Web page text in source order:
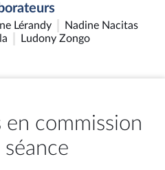
Lérandy
Nadine Nacitas
Ludony Zongo
en commission